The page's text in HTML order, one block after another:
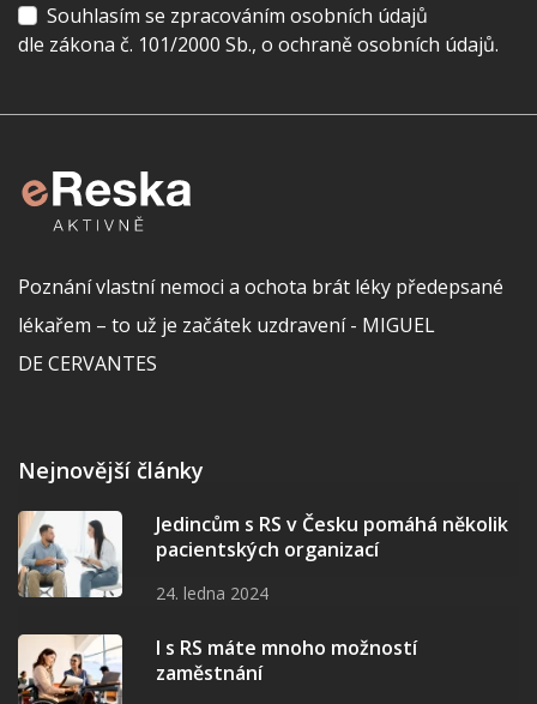
Souhlasím se zpracováním osobních údajů
dle zákona č. 101/2000 Sb., o ochraně osobních údajů.
Poznání vlastní nemoci a ochota brát léky předepsané
lékařem – to už je začátek uzdravení - MIGUEL
DE CERVANTES
Nejnovější články
Jedincům s RS v Česku pomáhá několik
pacientských organizací
24. ledna 2024
I s RS máte mnoho možností
zaměstnání